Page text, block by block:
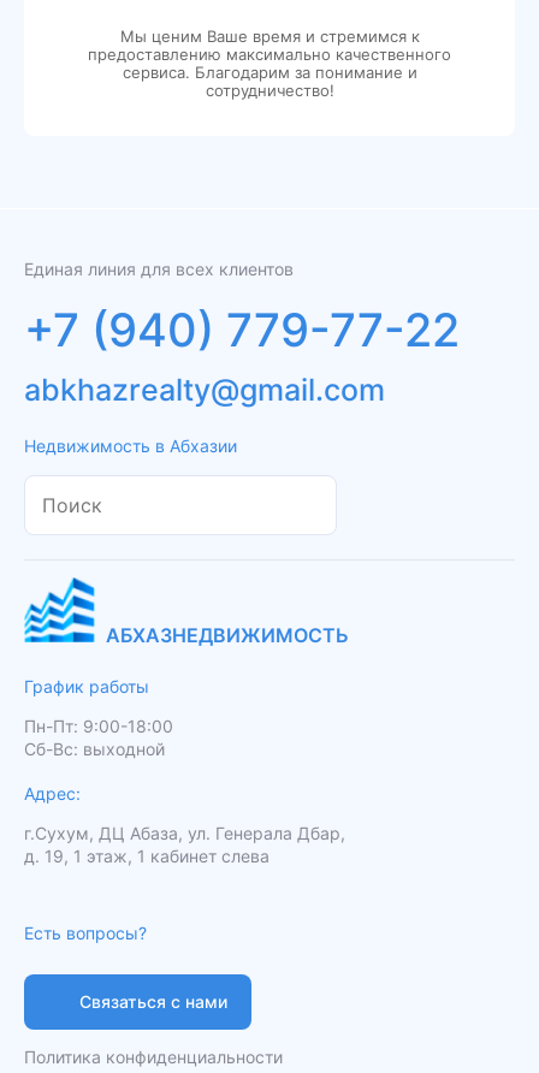
Мы ценим Ваше время и стремимся к
предоставлению максимально качественного
сервиса. Благодарим за понимание и
сотрудничество!
Единая линия для всех клиентов
+7 (940) 779-77-22
Недвижимость в Абхазии
abkhazrealty@gmail.com
АБХАЗНЕДВИЖИМОСТЬ
График работы
Пн-Пт: 9:00-18:00
Сб-Вс: выходной
Адрес:
г.Сухум, ДЦ Абаза, ул. Генерала Дбар,
д. 19, 1 этаж, 1 кабинет слева
Политика конфиденциальности
Есть вопросы?
Связаться с нами